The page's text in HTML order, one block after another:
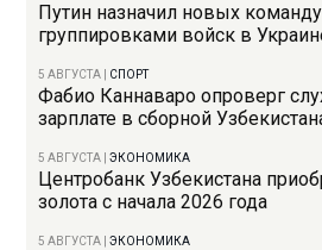
Путин назначил новых
группировками войск в
5 АВГУСТА СПОРТ
Фабио Каннаваро опроверг
зарплате в сборной
5 АВГУСТА |ЭКОНОМИКА
Центробанк Узбекистана
золота с начала 2026 года
5 АВГУСТА |ЭКОНОМИКА